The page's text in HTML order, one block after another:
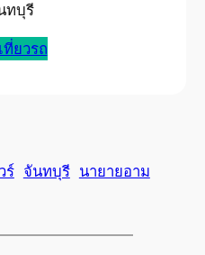
ทบุรี
ที่ยวรถ
ร์ จันทบุรี นายายอาม